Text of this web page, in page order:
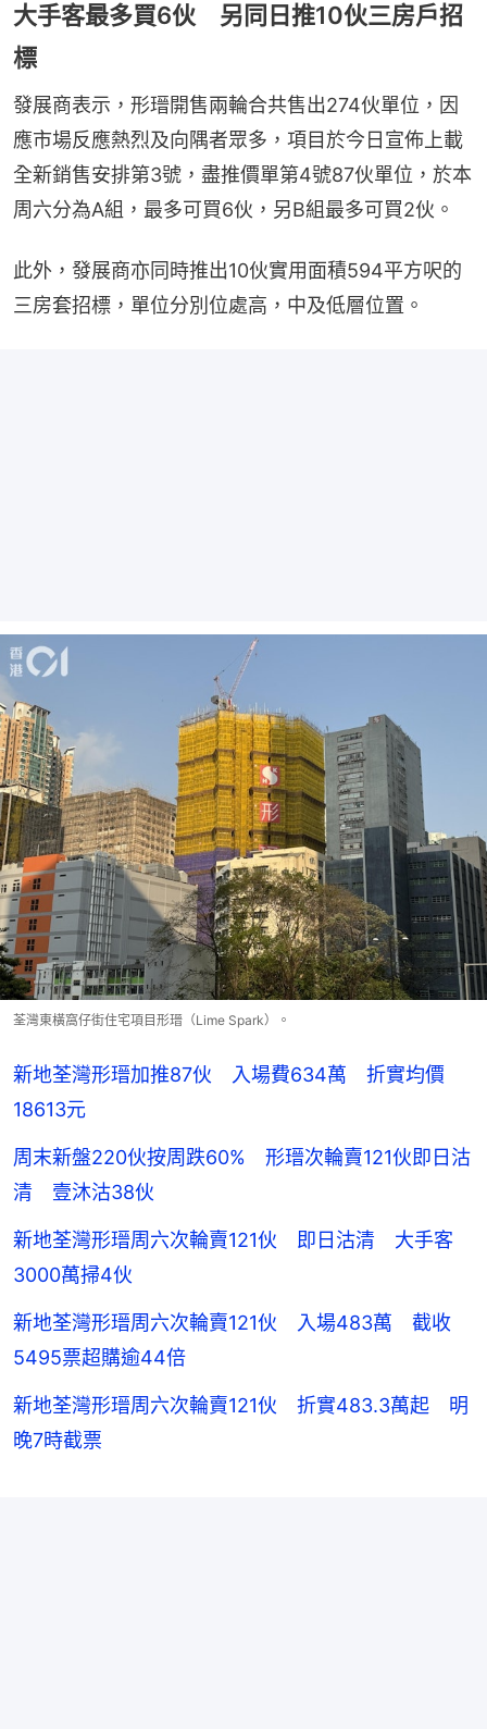
大手客最多買6伙 另同日推10伙三房戶招
標
發展商表示，形瑨開售兩輪合共售出274伙單位，因
應市場反應熱烈及向隅者眾多，項目於今日宣佈上載
全新銷售安排第3號，盡推價單第4號87伙單位，於本
周六分為A組，最多可買6伙，另B組最多可買2伙。
此外，發展商亦同時推出10伙實用面積594平方呎的
三房套招標，單位分別位處高，中及低層位置。
荃灣東橫窩仔街住宅項目形瑨（Lime Spark）。
新地荃灣形瑨加推87伙 入場費634萬 折實均價
18613元
周末新盤220伙按周跌60% 形瑨次輪賣121伙即日沽
清 壹沐沽38伙
新地荃灣形瑨周六次輪賣121伙 即日沽清 大手客
3000萬掃4伙
新地荃灣形瑨周六次輪賣121伙 入場483萬 截收
5495票超購逾44倍
新地荃灣形瑨周六次輪賣121伙 折實483.3萬起 明
晚7時截票